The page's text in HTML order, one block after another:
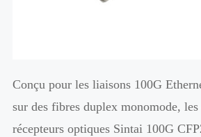
Conçu pour les liaisons 100G
sur des fibres duplex monomode, les
récepteurs optiques Sintai 100G